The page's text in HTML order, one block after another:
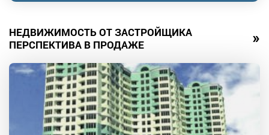
НЕДВИЖИМОСТЬ ОТ ЗАСТРОЙЩИКА
ПЕРСПЕКТИВА В ПРОДАЖЕ
»